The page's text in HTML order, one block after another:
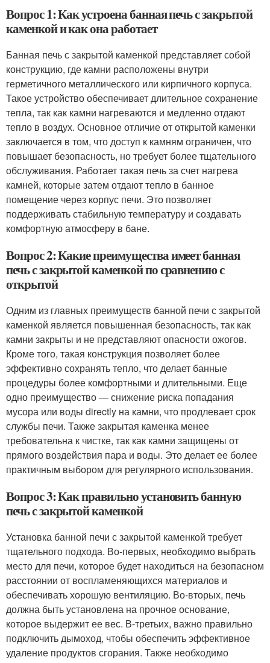
Вопрос 1: Как устроена банная печь с закрытой
каменкой и как она работает
Банная печь с закрытой каменкой представляет собой
конструкцию, где камни расположены внутри
герметичного металлического или кирпичного корпуса.
Такое устройство обеспечивает длительное сохранение
тепла, так как камни нагреваются и медленно отдают
тепло в воздух. Основное отличие от открытой каменки
заключается в том, что доступ к камням ограничен, что
повышает безопасность, но требует более тщательного
обслуживания. Работает такая печь за счет нагрева
камней, которые затем отдают тепло в банное
помещение через корпус печи. Это позволяет
поддерживать стабильную температуру и создавать
комфортную атмосферу в бане.
Вопрос 2: Какие преимущества имеет банная
печь с закрытой каменкой по сравнению с
открытой
Одним из главных преимуществ банной печи с закрытой
каменкой является повышенная безопасность, так как
камни закрыты и не представляют опасности ожогов.
Кроме того, такая конструкция позволяет более
эффективно сохранять тепло, что делает банные
процедуры более комфортными и длительными. Еще
одно преимущество — снижение риска попадания
мусора или воды directly на камни, что продлевает срок
службы печи. Также закрытая каменка менее
требовательна к чистке, так как камни защищены от
прямого воздействия пара и воды. Это делает ее более
практичным выбором для регулярного использования.
Вопрос 3: Как правильно установить банную
печь с закрытой каменкой
Установка банной печи с закрытой каменкой требует
тщательного подхода. Во-первых, необходимо выбрать
место для печи, которое будет находиться на безопасном
расстоянии от воспламеняющихся материалов и
обеспечивать хорошую вентиляцию. Во-вторых, печь
должна быть установлена на прочное основание,
которое выдержит ее вес. В-третьих, важно правильно
подключить дымоход, чтобы обеспечить эффективное
удаление продуктов сгорания. Также необходимо